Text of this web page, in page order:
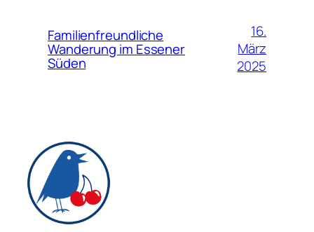
Familienfreundliche
Wanderung im Essener
Süden
16.
März
2025